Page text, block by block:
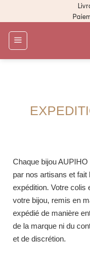
Chaque bijou
par nos artisans et
expédition. Votre colis
votre bijou, remis en
expédié de manière
de la marque ni du
et de discrétion.